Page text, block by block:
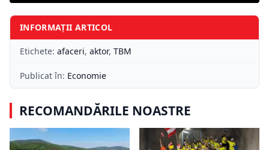
INFORMAȚII ARTICOL
Etichete: afaceri, aktor, TBM
Publicat în: Economie
RECOMANDĂRILE NOASTRE